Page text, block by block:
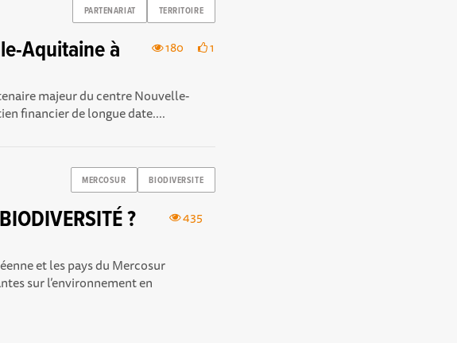
PARTENARIAT TERRITOIRE
180 1
Aquitaine à
majeur du centre Nouvelle-
financier de longue date....
MERCOSUR BIODIVERSITE
435
?
et les pays du Mercosur
sur l’environnement en